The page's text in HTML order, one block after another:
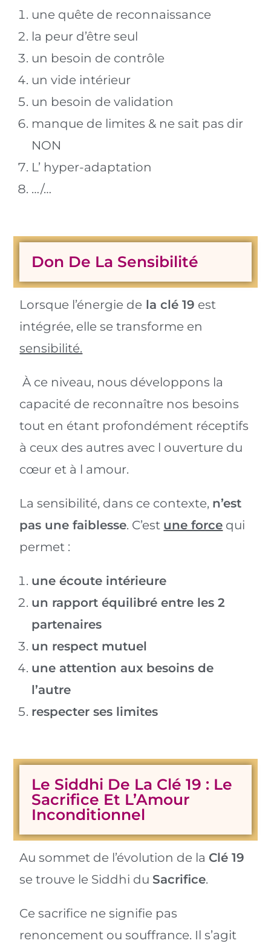
une quête de reconnaissance
la peur d’être seul
un besoin de contrôle
un vide intérieur
un besoin de validation
manque de limites & ne sait pas dir
NON
L’ hyper-adaptation
…/…
Don De La Sensibilité
Lorsque l’énergie de la clé 19 est
intégrée, elle se transforme en
sensibilité.
À ce niveau, nous développons la
capacité de reconnaître nos besoins
tout en étant profondément réceptifs
à ceux des autres avec l ouverture du
cœur et à l amour.
La sensibilité, dans ce contexte, n’est
pas une faiblesse. C’est une force qui
permet :
une écoute intérieure
un rapport équilibré entre les 2
partenaires
un respect mutuel
une attention aux besoins de
l’autre
respecter ses limites
Le Siddhi De La Clé 19 : Le
Sacrifice Et L’Amour
Inconditionnel
Au sommet de l’évolution de la Clé 19
se trouve le Siddhi du Sacrifice.
Ce sacrifice ne signifie pas
renoncement ou souffrance. Il s’agit